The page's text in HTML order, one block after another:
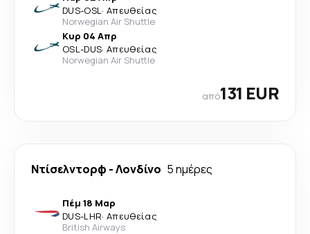
DUS-OSL· Απευθείας
Norwegian Air Shuttle
Κυρ 04 Απρ
OSL-DUS· Απευθείας
Norwegian Air Shuttle
από131 EUR
Ντίσελντορφ -Λονδίνο 5 ημέρες
Πέμ 18 Μαρ
DUS-LHR· Απευθείας
British Airways